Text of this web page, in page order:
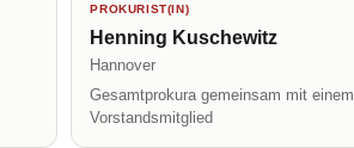
PROKURIST(IN)
Henning Kuschewitz
Hannover
Gesamtprokura gemeinsam mit einem
Vorstandsmitglied